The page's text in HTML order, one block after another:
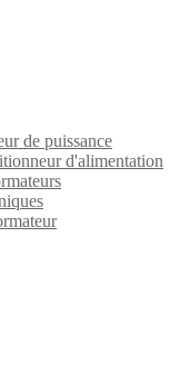
de puissance
d'alimentation